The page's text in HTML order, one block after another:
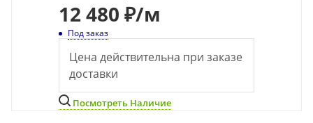
12 480 ₽/м
Под заказ
Цена действительна при заказе
доставки
Посмотреть Наличие